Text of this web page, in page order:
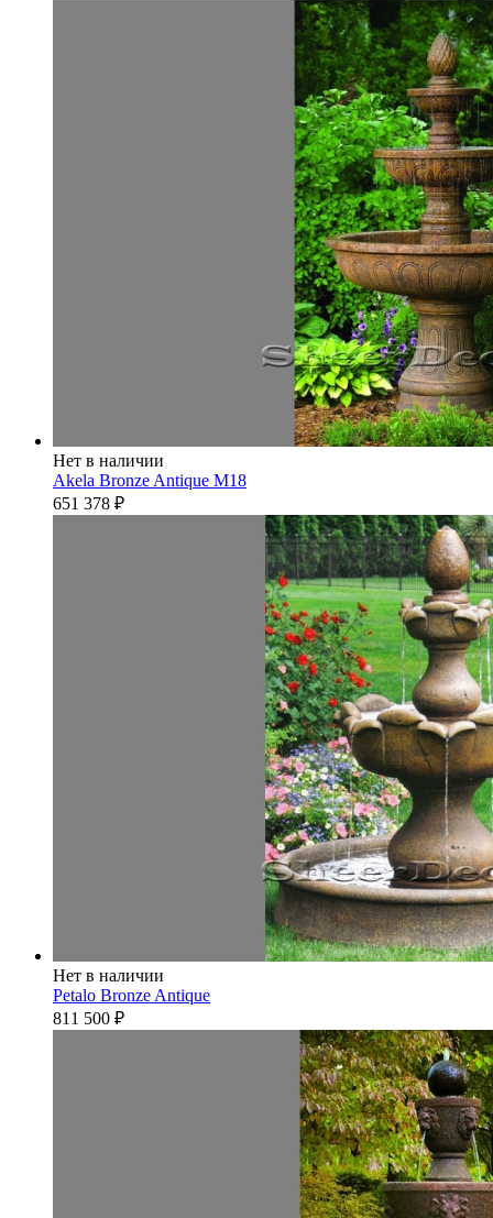
Нет в наличии
Akela Bronze Antique M18
651 378 ₽
Нет в наличии
Petalo Bronze Antique
811 500 ₽